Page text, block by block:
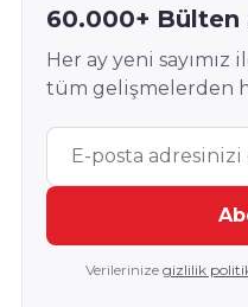
60.000+ Bülten
Her ay yeni
tüm gelişmelerden
Verilerinize gizlilik